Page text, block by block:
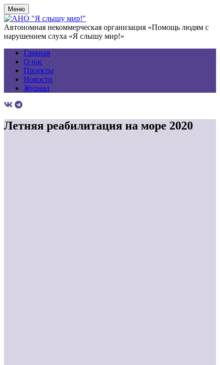
Меню
Автономная некоммерческая организация «Помощь людям с
нарушением слуха «Я слышу мир!»
Главная
О нас
Проекты
Новости
Журнал
Летняя реабилитация на море 2020